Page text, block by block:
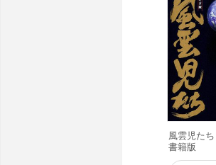
風雲児た
書籍版